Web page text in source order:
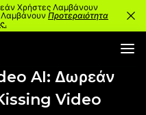
Χρήστες Λαμβάνουν
Λαμβάνουν Προτεραιότητα
AI: Δωρεάν
Video